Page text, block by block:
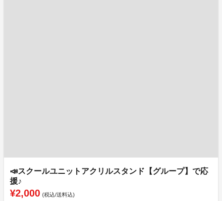
📣スクールユニットアクリルスタンド【グループ】で応
援♪
¥2,000 (税込/送料込)